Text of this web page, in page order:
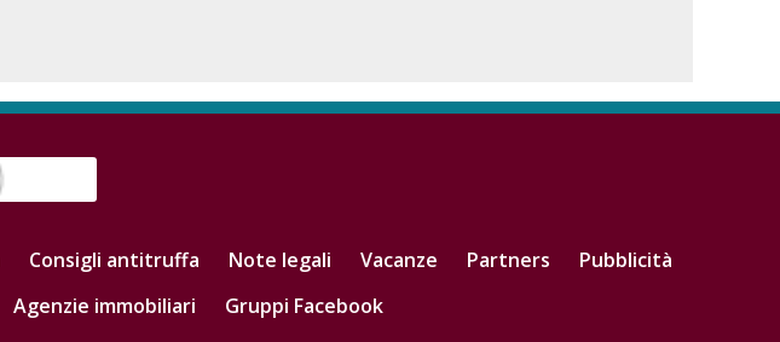
Consigli antitruffa Note legali Vacanze Partners
Pubblicità
Agenzie immobiliari Gruppi Facebook